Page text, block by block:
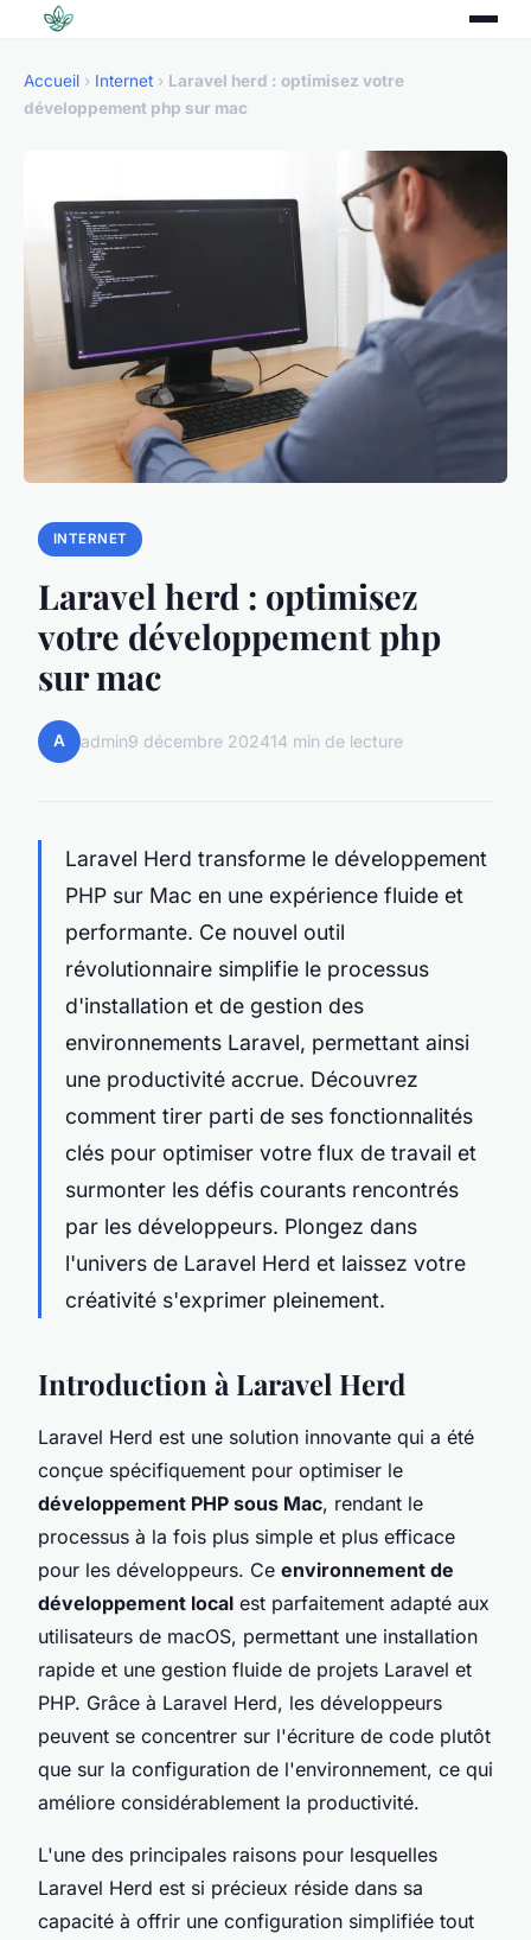
Accueil › Internet › Laravel herd : optimisez votre
développement php sur mac
INTERNET
Laravel herd : optimisez
votre développement php
sur mac
A admin9 décembre 202414 min de lecture
Laravel Herd transforme le développement
PHP sur Mac en une expérience fluide et
performante. Ce nouvel outil
révolutionnaire simplifie le processus
d'installation et de gestion des
environnements Laravel, permettant ainsi
une productivité accrue. Découvrez
comment tirer parti de ses fonctionnalités
clés pour optimiser votre flux de travail et
surmonter les défis courants rencontrés
par les développeurs. Plongez dans
l'univers de Laravel Herd et laissez votre
créativité s'exprimer pleinement.
Introduction à Laravel Herd
Laravel Herd est une solution innovante qui a été
conçue spécifiquement pour optimiser le
développement PHP sous Mac, rendant le
processus à la fois plus simple et plus efficace
pour les développeurs. Ce environnement de
développement local est parfaitement adapté aux
utilisateurs de macOS, permettant une installation
rapide et une gestion fluide de projets Laravel et
PHP. Grâce à Laravel Herd, les développeurs
peuvent se concentrer sur l'écriture de code plutôt
que sur la configuration de l'environnement, ce qui
améliore considérablement la productivité.
L'une des principales raisons pour lesquelles
Laravel Herd est si précieux réside dans sa
capacité à offrir une configuration simplifiée tout